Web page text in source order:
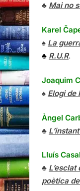
♣ Mai no
Karel
♠ La
♣ R.U.R.
Joaquim
♠ Elogi de
Àngel
♣
Lluís
♣ L’esclat
poètica